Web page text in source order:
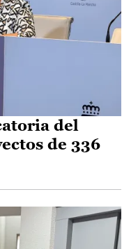
del
de 336